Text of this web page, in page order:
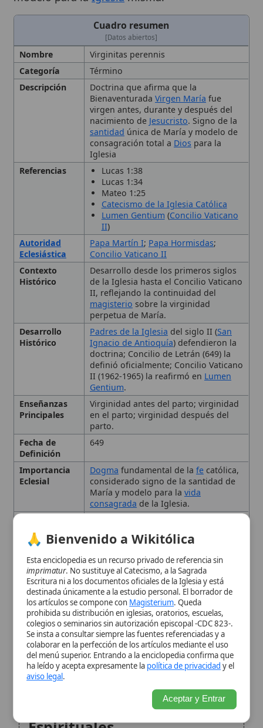
Término
Doctrina que afirma que la
BienaventuradaVirgen Maríafue
virgen antes, durante y después del
nacimiento de
santidadúnica de María y modelo de
consagración total aDiospara la
Iglesia
Lucas 1:38
Lucas 1:34
Mateo 1:25
Catecismo de la Iglesia Católica
Lumen Gentium
II)
Papa Martín I ;Papa Hormisdas
Concilio Vaticano II
Desarrollo desde los primeros siglos
de la Iglesia hasta el Concilio Vaticano
II, reflejando la continuidad del
magisteriosobre la virginidad
perpetua de María.
Desarrollo
Histórico
Padres de la Iglesiadel siglo II (San
Ignacio de Antioquía) defendieron la
doctrina; Concilio de Letrán (649) la
definió oficialmente; Concilio Vaticano
II (1962-1965) la reafirmó enLumen
Gentium.
Enseñanzas
Principales
Virginidad antes del parto; virginidad
en el parto; virginidad después del
parto.
649
Eclesial
Dogmafundamental de la
considerado signo de la santidad de
María y modelo para lavida
consagradade la Iglesia.
Tipo
Dogma
Definición y Significado
Teológico
Fundamentos Escriturísticos
Doctrinas y Declaraciones
Oficiales
Implicaciones Teológicas y
Espirituales
Conclusión
Citas y referencias
FideScore™ 9.51 • Citar
este artículo
🙏 Bienvenido a Wikitólica
Esta enciclopedia es un recurso privado de referencia sin
imprimatur
. No sustituye al Catecismo, a la Sagrada
Escritura ni a los documentos oficiales de la Iglesia y está
destinada únicamente a la estudio personal. El borrador de
los artículos se compone conMagisterium . Queda
Se insta a consultar siempre las fuentes referenciadas y a
colaborar en la perfección de los artículos mediante el uso
del menú superior. Entrando a la enciclopedia confirma que
ha leído y acepta expresamente lapolítica de privacidady el
aviso legal.
Aceptar y Entrar